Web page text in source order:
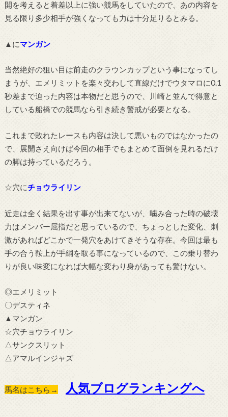
開を考えると着差以上に強い競馬をしていたので、あの内容を
見る限り多少相手が強くなっても力は十分足りるとみる。
▲にマンガン
当然絶好の狙い目は前走のクラウンカップという事になってし
まうが、エメリミットを楽々交わして直線だけでウタマロに0.1
秒差まで迫った内容は本物だと思うので、川崎と並んで得意と
している船橋での競馬なら引き続き警戒が必要となる。
これまで敗れたレースも内容は決して悪いものではなかったの
で、展開さえ向けば今回の相手でもまとめて面倒を見れるだけ
の脚は持っているだろう。
☆穴にチョウライリン
近走は全く結果を出す事が出来てないが、噛み合った時の破壊
力はメンバー屈指だと思っているので、ちょっとした変化、刺
激があればどこかで一発穴をあけてきそうな存在。今回は最も
手の合う鞍上が手綱を取る事になっているので、この乗り替わ
りが良い味変になれば大幅な変わり身があっても驚けない。
◎エメリミット
〇デスティネ
▲マンガン
☆穴チョウライリン
△サンクスリット
△アマルインジャズ
馬名はこちら→ 人気ブログランキングへ